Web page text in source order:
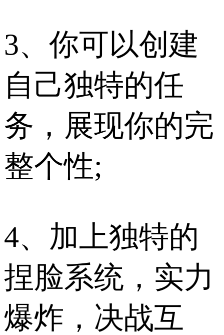
3、你可以创建
自己独特的任
务，展现你的完
整个性;
4、加上独特的
捏脸系统，实力
爆炸，决战互